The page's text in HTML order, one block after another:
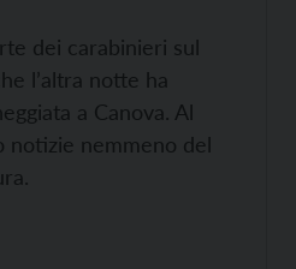
dei carabinieri sul
l’altra notte ha
a Canova. Al
notizie nemmeno del